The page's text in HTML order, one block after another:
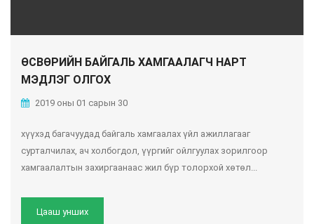
ӨСВӨРИЙН БАЙГАЛЬ ХАМГААЛАГЧ НАРТ
МЭДЛЭГ ОЛГОХ
2019 оны 01 сарын 30
хүүхэд багачуудад байгаль хамгаалах үйл ажиллагааг
сурталчилах, ач холбогдол, үүргийг ойлгуулах зорилгоор
хамгаалалтын захиргаанаас жил бүр толорхой хөтөл...
Цааш унших